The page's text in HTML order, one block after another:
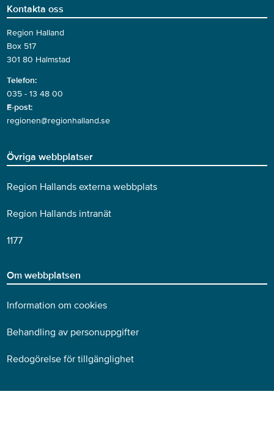
Kontakta oss
Region Halland
Box 517
301 80 Halmstad
Telefon:
035 - 13 48 00
E-post:
regionen@regionhalland.se
Övriga webbplatser
Region Hallands externa webbplats
Region Hallands intranät
1177
Om webbplatsen
Information om cookies
Behandling av personuppgifter
Redogörelse för tillgänglighet